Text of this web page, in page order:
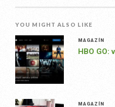
YOU MIGHT ALSO LIKE
MAGAZÍN
HBO GO:
MAGAZÍN